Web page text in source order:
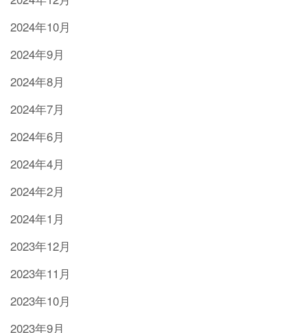
2024年10月
2024年9月
2024年8月
2024年7月
2024年6月
2024年4月
2024年2月
2024年1月
2023年12月
2023年11月
2023年10月
2023年9月